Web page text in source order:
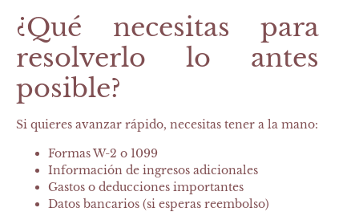
¿Qué necesitas para
resolverlo lo antes
posible?
Si quieres avanzar rápido, necesitas tener a la mano:
Formas W-2 o 1099
Información de ingresos adicionales
Gastos o deducciones importantes
Datos bancarios (si esperas reembolso)